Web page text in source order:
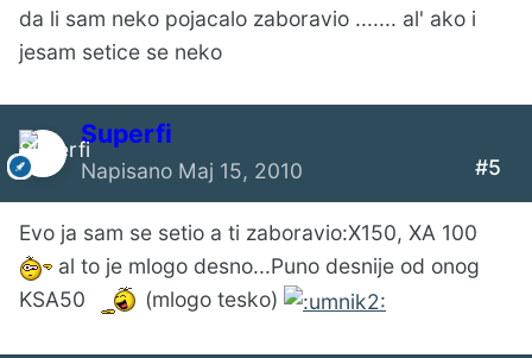
da li sam neko pojacalo zaboravio ....... al' ako i
jesam setice se neko
Superfi
Napisano Maj 15, 2010 #5
Evo ja sam se setio a ti zaboravio:X150, XA 100
al to je mlogo desno...Puno desnije od onog
KSA50
(mlogo tesko)